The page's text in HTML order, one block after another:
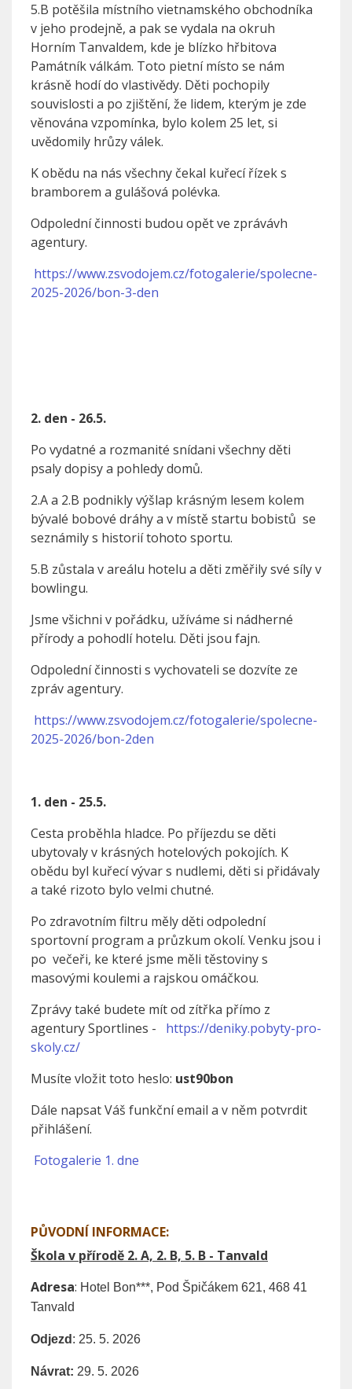
5.B potěšila místního vietnamského obchodníka
v jeho prodejně, a pak se vydala na okruh
Horním Tanvaldem, kde je blízko hřbitova
Památník válkám. Toto pietní místo se nám
krásně hodí do vlastivědy. Děti pochopily
souvislosti a po zjištění, že lidem, kterým je zde
věnována vzpomínka, bylo kolem 25 let, si
uvědomily hrůzy válek.
K obědu na nás všechny čekal kuřecí řízek s
bramborem a gulášová polévka.
Odpolední činnosti budou opět ve zprávávh
agentury.
https://www.zsvodojem.cz/fotogalerie/spolecne-
2025-2026/bon-3-den
2. den - 26.5.
Po vydatné a rozmanité snídani všechny děti
psaly dopisy a pohledy domů.
2.A a 2.B podnikly výšlap krásným lesem kolem
bývalé bobové dráhy a v místě startu bobistů se
seznámily s historií tohoto sportu.
5.B zůstala v areálu hotelu a děti změřily své síly v
bowlingu.
Jsme všichni v pořádku, užíváme si nádherné
přírody a pohodlí hotelu. Děti jsou fajn.
Odpolední činnosti s vychovateli se dozvíte ze
zpráv agentury.
https://www.zsvodojem.cz/fotogalerie/spolecne-
2025-2026/bon-2den
1. den - 25.5.
Cesta proběhla hladce. Po příjezdu se děti
ubytovaly v krásných hotelových pokojích. K
obědu byl kuřecí vývar s nudlemi, děti si přidávaly
a také rizoto bylo velmi chutné.
Po zdravotním filtru měly děti odpolední
sportovní program a průzkum okolí. Venku jsou i
po večeři, ke které jsme měli těstoviny s
masovými koulemi a rajskou omáčkou.
Zprávy také budete mít od zítřka přímo z
agentury Sportlines -
https://deniky.pobyty-pro-
skoly.cz/
Musíte vložit toto heslo: ust90bon
Dále napsat Váš funkční email a v něm potvrdit
přihlášení.
Fotogalerie 1. dne
PŮVODNÍ INFORMACE:
Škola v přírodě 2. A, 2. B, 5. B - Tanvald
Adresa: Hotel Bon***, Pod Špičákem 621, 468 41
Tanvald
Odjezd : 25. 5. 2026
Návrat: 29. 5. 2026